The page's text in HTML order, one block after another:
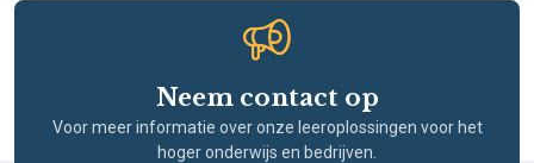
Neem contact op
Voor meer informatie over onze leeroplossingen voor het
hoger onderwijs en bedrijven.